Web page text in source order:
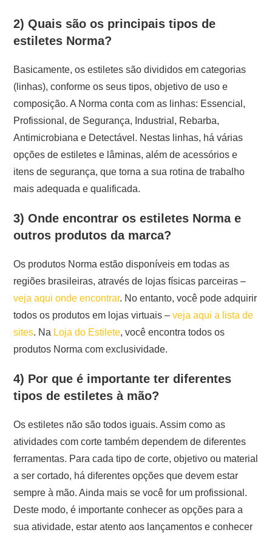
2) Quais são os principais tipos de
estiletes Norma?
Basicamente, os estiletes são divididos em categorias
(linhas), conforme os seus tipos, objetivo de uso e
composição. A Norma conta com as linhas: Essencial,
Profissional, de Segurança, Industrial, Rebarba,
Antimicrobiana e Detectável. Nestas linhas, há várias
opções de estiletes e lâminas, além de acessórios e
itens de segurança, que torna a sua rotina de trabalho
mais adequada e qualificada.
3) Onde encontrar os estiletes Norma e
outros produtos da marca?
Os produtos Norma estão disponíveis em todas as
regiões brasileiras, através de lojas físicas parceiras –
veja aqui onde encontrar. No entanto, você pode adquirir
todos os produtos em lojas virtuais –veja aqui a lista de
sites. Na Loja do Estilete, você encontra todos os
produtos Norma com exclusividade.
4) Por que é importante ter diferentes
tipos de estiletes à mão?
Os estiletes não são todos iguais. Assim como as
atividades com corte também dependem de diferentes
ferramentas. Para cada tipo de corte, objetivo ou material
a ser cortado, há diferentes opções que devem estar
sempre à mão. Ainda mais se você for um profissional.
Deste modo, é importante conhecer as opções para a
sua atividade, estar atento aos lançamentos e conhecer